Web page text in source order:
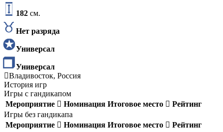
182 см.
Нет разряда
Универсал
Универсал
Владивосток, Россия
История игр
Игры с гандикапом
Мероприятие
Номинация Итоговое место
Рейтинг
Игры без гандикапа
Мероприятие
Номинация Итоговое место
Рейтинг